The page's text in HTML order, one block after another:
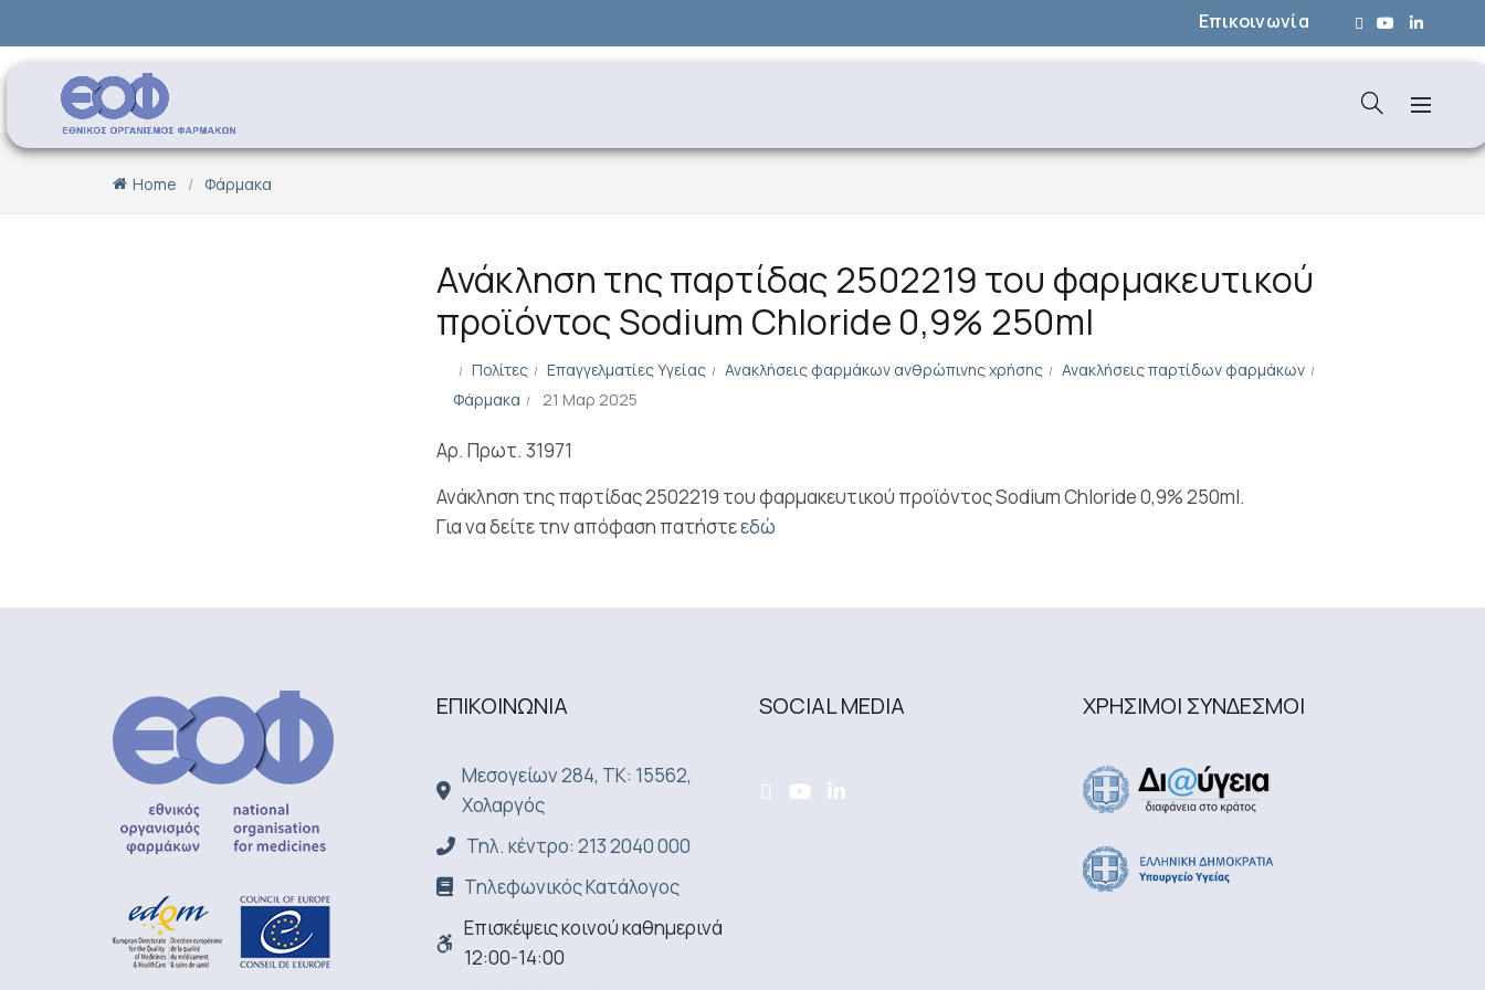
Επικοινωνία
Home Φάρμακα
Ανάκληση της παρτίδας 2502219 του φαρμακευτικού
προϊόντος Sodium Chloride 0,9% 250ml
Πολίτες Επαγγελματίες Υγείας Ανακλήσεις φαρμάκων ανθρώπινης χρήσης
Ανακλήσεις παρτίδων φαρμάκων
Φάρμακα
21 Μαρ 2025
Αρ. Πρωτ. 31971
Ανάκληση της παρτίδας 2502219 του φαρμακευτικού προϊόντος Sodium Chloride 0,9% 250ml.
Για να δείτε την απόφαση πατήστεεδώ
ΕΠΙΚΟΙΝΩΝΙA
Μεσογείων 284, ΤΚ: 15562,
Χολαργός
Τηλ. κέντρο: 213 2040 000
Τηλεφωνικός Κατάλογος
Επισκέψεις κοινού καθημερινά
12:00-14:00
SOCIAL MEDIA ΧΡΗΣΙΜΟΙ ΣΥΝΔΕΣΜΟΙ